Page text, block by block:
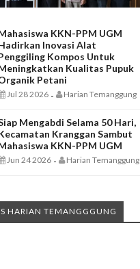
KKN-PPM UGM
Inovasi Alat
Kompos Untuk
Kualitas Pupuk
Petani
Jul 28 2026 - Harian Temanggung
Mengabdi Selama 50 Hari,
Kranggan Sambut
KKN-PPM UGM
Jun 24 2026 - Harian Temanggung
HARIAN TEMANGGGUNG